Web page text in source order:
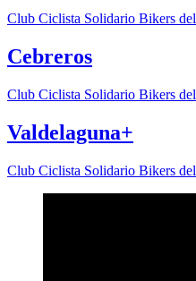
Club Ciclista Solidario Bikers
Cebreros
Club Ciclista Solidario Bikers
Valdelaguna+
Club Ciclista Solidario Bikers